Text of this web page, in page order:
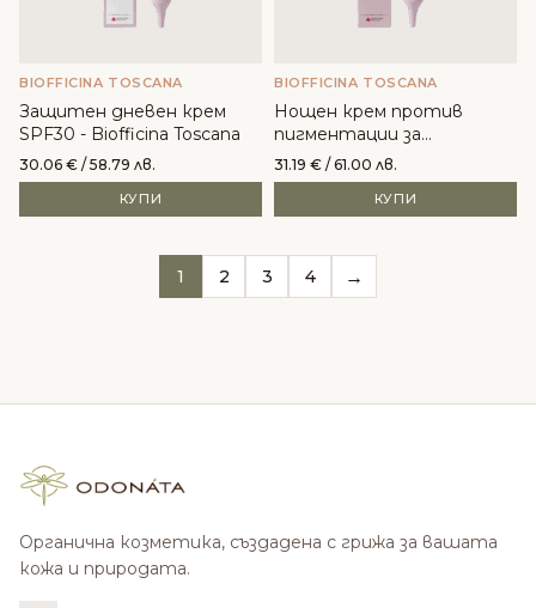
BIOFFICINA TOSCANA
Защитен дневен крем
SPF30 - Biofficina Toscаna
30.06 € / 58.79 лв.
КУПИ
BIOFFICINA TOSCANA
Нощен крем против
пигментации за
изравняване на тена -
Biofficina Toscаna
31.19 € / 61.00 лв.
КУПИ
1 2 3 4 →
Органична козметика, създадена с грижа за вашата
кожа и природата.